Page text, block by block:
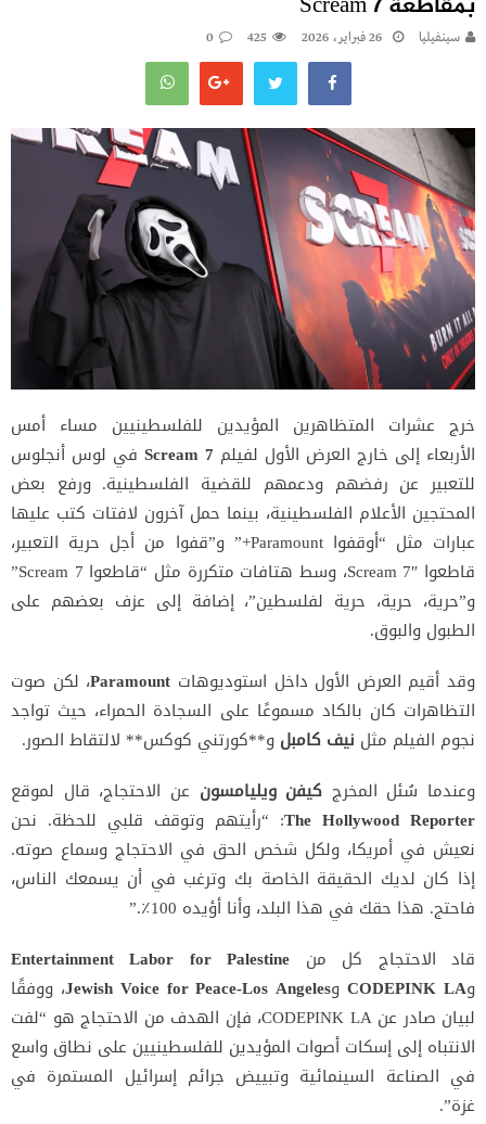
سينفيليا 26 فبراير، 2026 425
0
خرج عشرات المتظاهرين المؤيدين للفلسطينيين مساء أمس
الأربعاء إلى خارج العرض الأول لفيلم Scream 7 في لوس أنجلوس
للتعبير عن رفضهم ودعمهم للقضية الفلسطينية. ورفع بعض
المحتجين الأعلام الفلسطينية، بينما حمل آخرون لافتات كتب عليها
عبارات مثل “أوقفوا Paramount+” و”قفوا من أجل حرية التعبير،
قاطعوا Scream 7″، وسط هتافات متكررة مثل “قاطعوا Scream 7”
و”حرية، حرية، حرية لفلسطين”، إضافة إلى عزف بعضهم على
الطبول والبوق.
وقد أقيم العرض الأول داخل استوديوهات Paramount، لكن صوت
التظاهرات كان بالكاد مسموعًا على السجادة الحمراء، حيث تواجد
نجوم الفيلم مثل نيف كامبل و**كورتني كوكس** لالتقاط الصور.
وعندما سُئل المخرج كيفن ويليامسون عن الاحتجاج، قال لموقع
The Hollywood Reporter: “رأيتهم وتوقف قلبي للحظة. نحن
نعيش في أمريكا، ولكل شخص الحق في الاحتجاج وسماع صوته.
إذا كان لديك الحقيقة الخاصة بك وترغب في أن يسمعك الناس،
فاحتج. هذا حقك في هذا البلد، وأنا أؤيده 100٪.”
قاد الاحتجاج كل من Entertainment Labor for Palestine
وCODEPINK LAوJewish Voice for Peace-Los Angeles، ووفقًا
لبيان صادر عن CODEPINK LA، فإن الهدف من الاحتجاج هو “لفت
الانتباه إلى إسكات أصوات المؤيدين للفلسطينيين على نطاق واسع
في الصناعة السينمائية وتبييض جرائم إسرائيل المستمرة في
غزة”.